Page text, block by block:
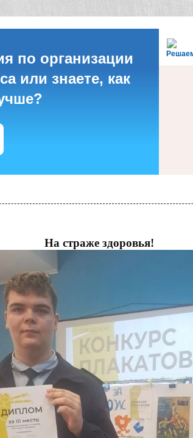
по организации
или знаете, как
На страже здоровья!